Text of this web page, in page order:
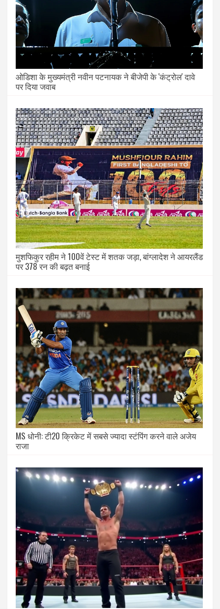
ओडिशा के मुख्यमंत्री नवीन पटनायक ने बीजेपी के 'कंट्रोल' दावे
पर दिया जवाब
मुशफिकुर रहीम ने 100वें टेस्ट में शतक जड़ा, बांग्लादेश ने आयरलैंड
पर 378 रन की बढ़त बनाई
MS धोनी: टी20 क्रिकेट में सबसे ज्यादा स्टंपिंग करने वाले अजेय
राजा